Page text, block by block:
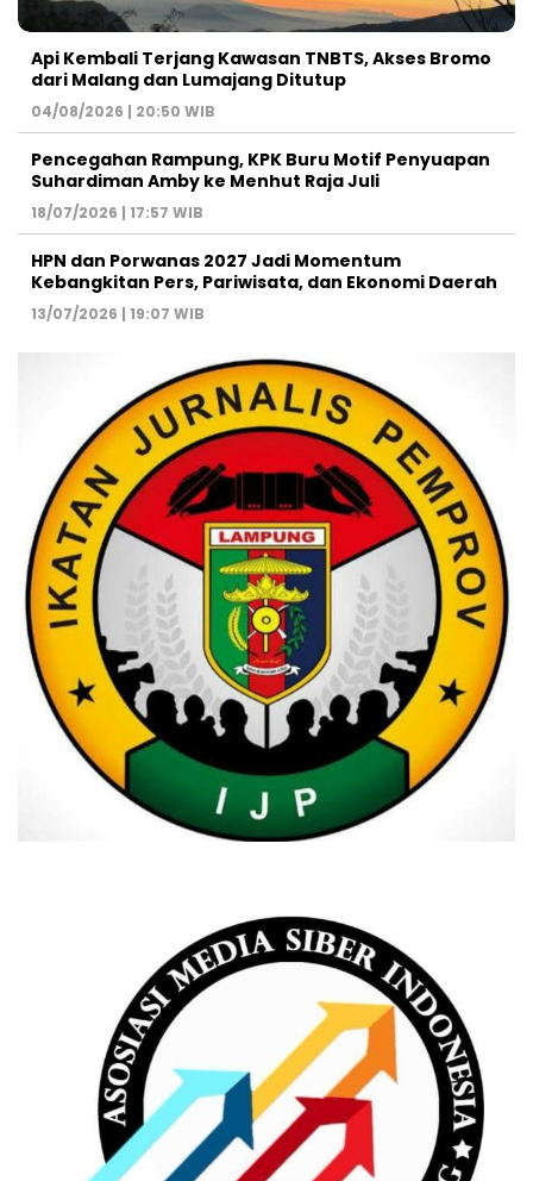
Api Kembali Terjang Kawasan TNBTS, Akses Bromo
dari Malang dan Lumajang Ditutup
04/08/2026 | 20:50 WIB
Pencegahan Rampung, KPK Buru Motif Penyuapan
Suhardiman Amby ke Menhut Raja Juli
18/07/2026 | 17:57 WIB
HPN dan Porwanas 2027 Jadi Momentum
Kebangkitan Pers, Pariwisata, dan Ekonomi Daerah
13/07/2026 | 19:07 WIB